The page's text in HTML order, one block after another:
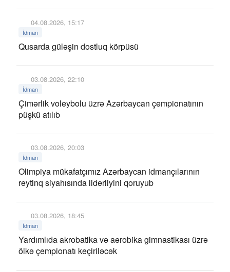
04.08.2026, 15:17
İdman
Qusarda güləşin dostluq körpüsü
03.08.2026, 22:10
İdman
Çimərlik voleybolu üzrə Azərbaycan çempionatının
püşkü atılıb
03.08.2026, 20:03
İdman
Olimpiya mükafatçımız Azərbaycan idmançılarının
reytinq siyahısında liderliyini qoruyub
03.08.2026, 18:45
İdman
Yardımlıda akrobatika və aerobika gimnastikası üzrə
ölkə çempionatı keçiriləcək